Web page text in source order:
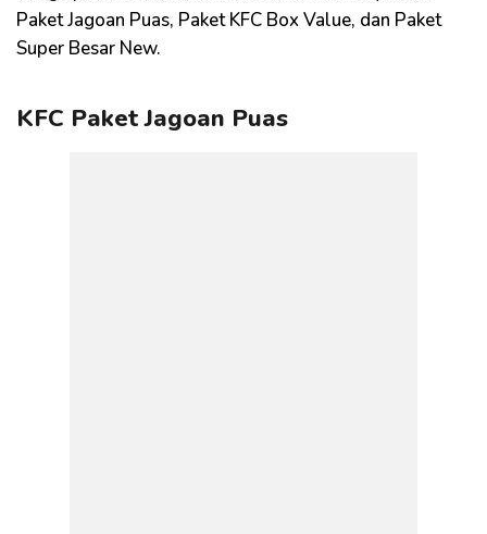
Paket Jagoan Puas, Paket KFC Box Value, dan Paket
Super Besar New.
KFC Paket Jagoan Puas